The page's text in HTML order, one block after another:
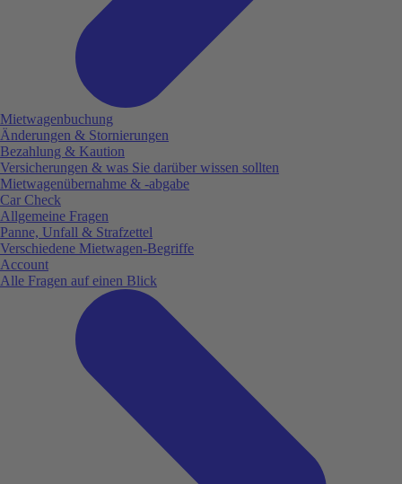
Mietwagenbuchung
Änderungen & Stornierungen
Bezahlung & Kaution
Versicherungen & was Sie darüber wissen sollten
Mietwagenübernahme & -abgabe
Car Check
Allgemeine Fragen
Panne, Unfall & Strafzettel
Verschiedene Mietwagen-Begriffe
Account
Alle Fragen auf einen Blick